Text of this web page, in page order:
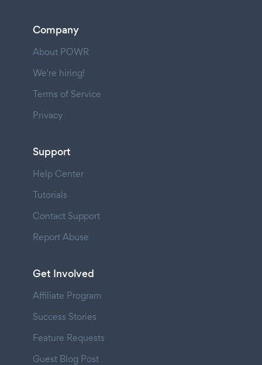
Company
About POWR
We're hiring!
Terms of Service
Privacy
Support
Help Center
Tutorials
Contact Support
Report Abuse
Get Involved
Affiliate Program
Success Stories
Feature Requests
Guest Blog Post